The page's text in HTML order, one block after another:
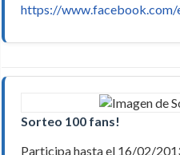
https://
Sorteo 100 fans!
Participa hasta el 16/02/